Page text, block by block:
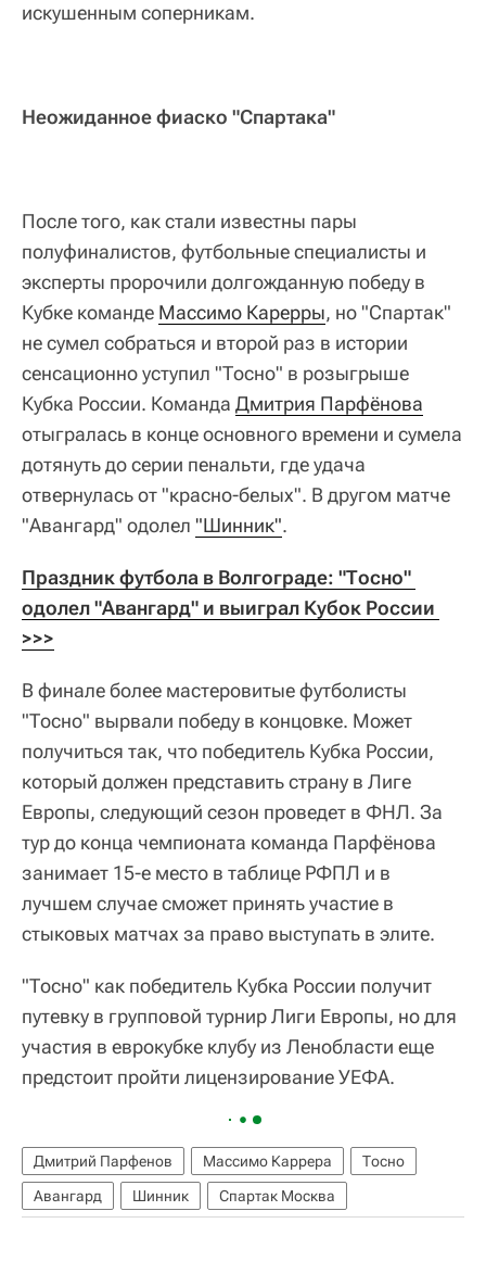
искушенным соперникам.
Неожиданное фиаско "Спартака"
После того, как стали известны пары
полуфиналистов, футбольные специалисты и
эксперты пророчили долгожданную победу в
Кубке команде Массимо Карерры, но "Спартак"
не сумел собраться и второй раз в истории
сенсационно уступил "Тосно" в розыгрыше
Кубка России. Команда Дмитрия Парфёнова
отыгралась в конце основного времени и сумела
дотянуть до серии пенальти, где удача
отвернулась от "красно-белых". В другом матче
"Авангард" одолел "Шинник".
Праздник футбола в Волгограде: "Тосно"
одолел "Авангард" и выиграл Кубок России
>>>
В финале более мастеровитые футболисты
"Тосно" вырвали победу в концовке. Может
получиться так, что победитель Кубка России,
который должен представить страну в Лиге
Европы, следующий сезон проведет в ФНЛ. За
тур до конца чемпионата команда Парфёнова
занимает 15-е место в таблице РФПЛ и в
лучшем случае сможет принять участие в
стыковых матчах за право выступать в элите.
"Тосно" как победитель Кубка России получит
путевку в групповой турнир Лиги Европы, но для
участия в еврокубке клубу из Ленобласти еще
предстоит пройти лицензирование УЕФА.
Дмитрий Парфенов Массимо Каррера
Тосно
Авангард
Шинник Спартак Москва